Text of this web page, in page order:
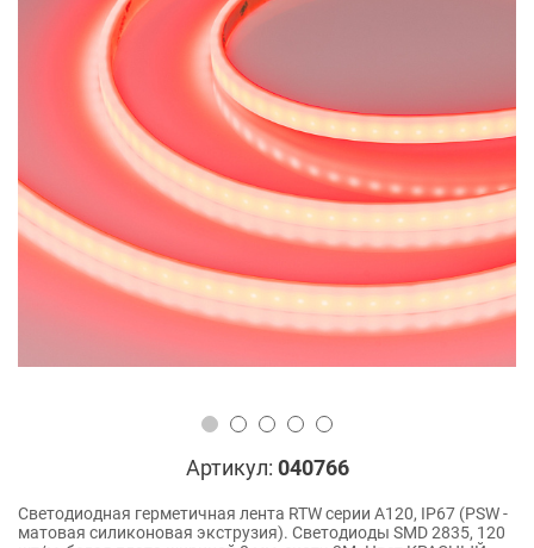
Артикул: 040766
Светодиодная герметичная лента RTW серии A120, IP67 (PSW -
матовая силиконовая экструзия). Светодиоды SMD 2835, 120